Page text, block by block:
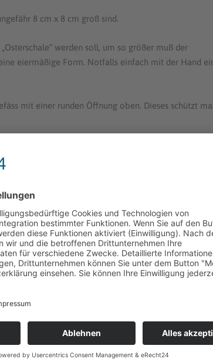
8 cm x 8 cm groß sind.
werden soll, um so größer muß der
eiermäßige Form. Notfalls einfach mit der Hand
mit einer runden Öffnung oben. Dieses schützt
setzen. Nun kommt die Schüssel mit Wasser ins
dass sie richtig naß sind. Das nasse Gips-Stück
so dass keine Falten oder ähnliches entstehen.
ist. Die Oberfläche sollte schön glatt und
auftragen. Die einzelnen Gipsstücke sollten leicht
Falten oder Übergänge entstehen. Diesen
Schalengröße und -form mit Gips bedeckt ist.
bleibt.
natürlich davon ab, wie viel Wasser man
wurden 😉
haben wir die Rohform vor uns liegen. Diese ähnelt